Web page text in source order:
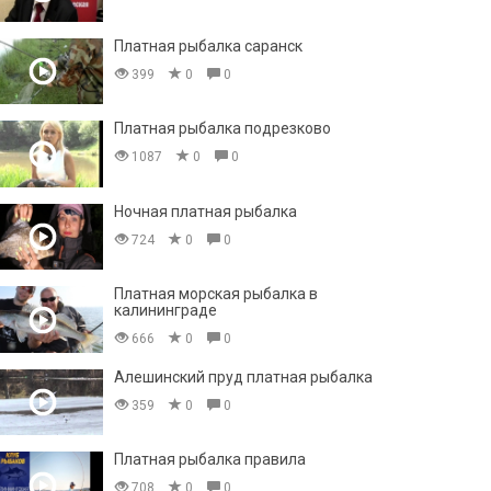
Платная рыбалка саранск
399 0 0
Платная рыбалка подрезково
1087 0 0
Ночная платная рыбалка
724 0 0
Платная морская рыбалка в
калининграде
666 0 0
Алешинский пруд платная рыбалка
359 0 0
Платная рыбалка правила
708 0 0